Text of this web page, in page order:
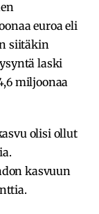
euroa eli
siitäkin
laski
miljoonaa
olisi ollut
kasvuun